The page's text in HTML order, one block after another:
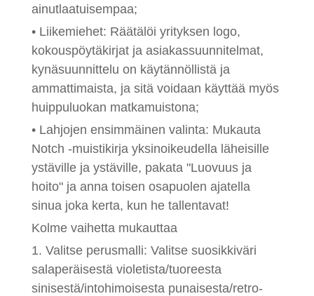
ainutlaatuisempaa;
• Liikemiehet: Räätälöi yrityksen logo,
kokouspöytäkirjat ja asiakassuunnitelmat,
kynäsuunnittelu on käytännöllistä ja
ammattimaista, ja sitä voidaan käyttää myös
huippuluokan matkamuistona;
• Lahjojen ensimmäinen valinta: Mukauta
Notch -muistikirja yksinoikeudella läheisille
ystäville ja ystäville, pakata "Luovuus ja
hoito" ja anna toisen osapuolen ajatella
sinua joka kerta, kun he tallentavat!
Kolme vaihetta mukauttaa
1. Valitse perusmalli: Valitse suosikkiväri
salaperäisestä violetista/tuoreesta
sinisestä/intohimoisesta punaisesta/retro-